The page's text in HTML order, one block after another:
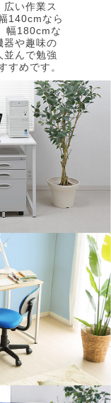
い作業ス
140cmなら
幅180cmな
器や趣味の
並んで勉強
すめです。